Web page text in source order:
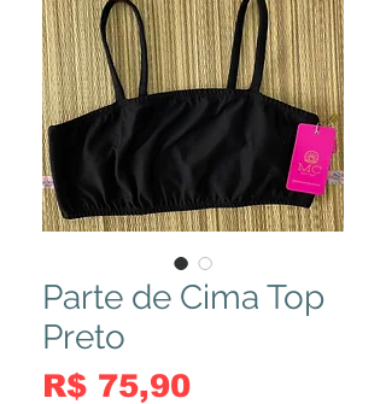
Parte de Cima Top
Preto
R$ 75,90Preço